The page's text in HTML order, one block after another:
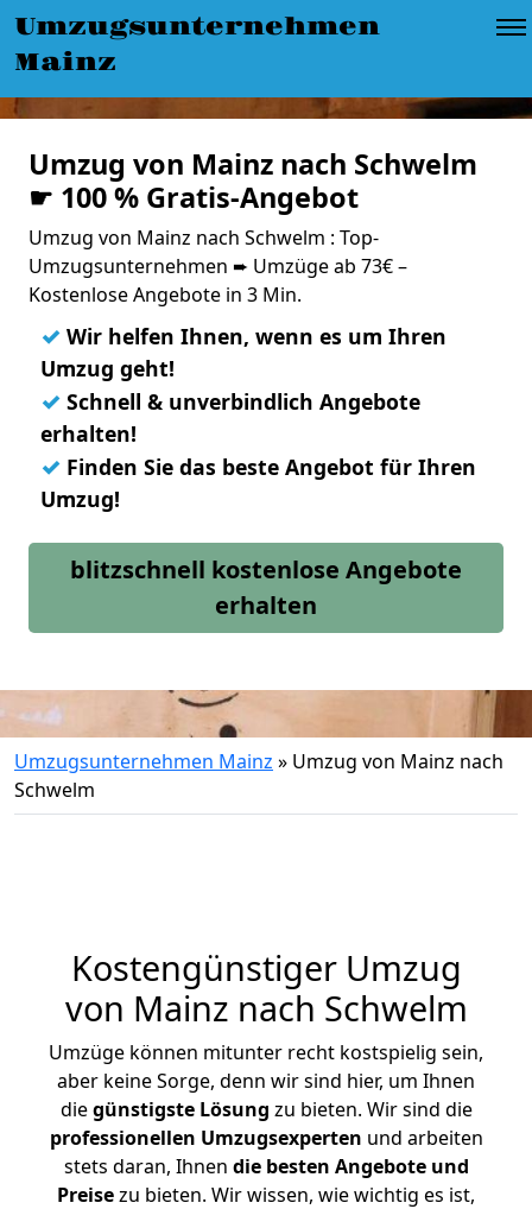
Umzugsunternehmen
Mainz
Umzug von Mainz nach Schwelm
☛ 100 % Gratis-Angebot
Umzug von Mainz nach Schwelm : Top-
Umzugsunternehmen ➨ Umzüge ab 73€ –
Kostenlose Angebote in 3 Min.
✓ Wir helfen Ihnen, wenn es um Ihren
Umzug geht!
✓ Schnell & unverbindlich Angebote
erhalten!
✓ Finden Sie das beste Angebot für Ihren
Umzug!
blitzschnell kostenlose Angebote
erhalten
Umzugsunternehmen Mainz » Umzug von Mainz nach
Schwelm
Kostengünstiger Umzug
von Mainz nach Schwelm
Umzüge können mitunter recht kostspielig sein,
aber keine Sorge, denn wir sind hier, um Ihnen
diegünstigste Lösung zu bieten. Wir sind die
professionellen Umzugsexperten und arbeiten
stets daran, Ihnen die besten Angebote und
Preisezu bieten. Wir wissen, wie wichtig es ist,